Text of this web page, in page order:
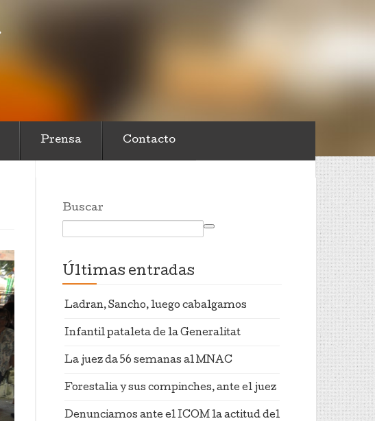
Prensa Contacto
Buscar
Últimas entradas
Ladran, Sancho, luego cabalgamos
Infantil pataleta de la Generalitat
La juez da 56 semanas al MNAC
Forestalia y sus compinches, ante el juez
Denunciamos ante el ICOM la actitud del